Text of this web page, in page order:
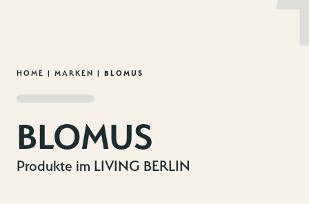
Zum
springen
HOME | MARKEN | BLOMUS
BLOMUS
Produkte im LIVING BERLIN